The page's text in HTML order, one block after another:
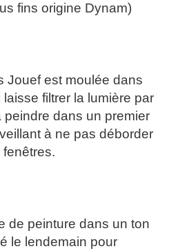
fins origine Dynam)
Jouef est moulée dans
filtrer la lumière par
dans un premier
à ne pas déborder
de peinture dans un ton
le lendemain pour